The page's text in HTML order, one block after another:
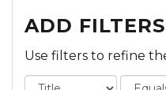
ADD
Use filters to refine